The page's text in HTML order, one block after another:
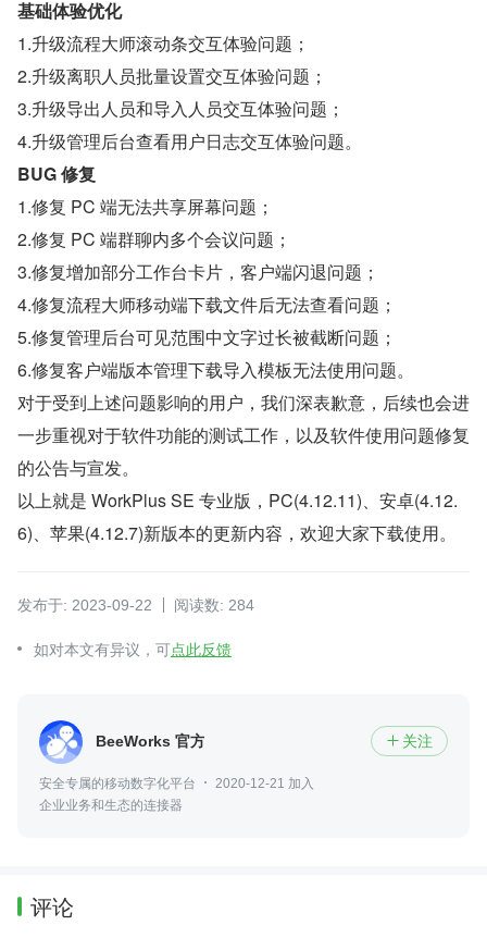
基础体验优化
1.升级流程大师滚动条交互体验问题；
2.升级离职人员批量设置交互体验问题；
3.升级导出人员和导入人员交互体验问题；
4.升级管理后台查看用户日志交互体验问题。
BUG 修复
1.修复 PC 端无法共享屏幕问题；
2.修复 PC 端群聊内多个会议问题；
3.修复增加部分工作台卡片，客户端闪退问题；
4.修复流程大师移动端下载文件后无法查看问题；
5.修复管理后台可见范围中文字过长被截断问题；
6.修复客户端版本管理下载导入模板无法使用问题。
对于受到上述问题影响的用户，我们深表歉意，后续也会进
一步重视对于软件功能的测试工作，以及软件使用问题修复
的公告与宣发。
以上就是 WorkPlus SE 专业版，PC(4.12.11)、安卓(4.12.
6)、苹果(4.12.7)新版本的更新内容，欢迎大家下载使用。
发布于: 2023-09-22 阅读数: 284
如对本文有异议，可点此反馈
BeeWorks 官方  关注
安全专属的移动数字化平台
2020-12-21 加入
企业业务和生态的连接器
评论